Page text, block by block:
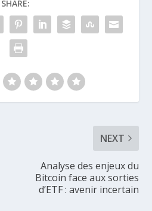
SHARE:
NEXT
Analyse des enjeux du
Bitcoin face aux sorties
d’ETF : avenir incertain